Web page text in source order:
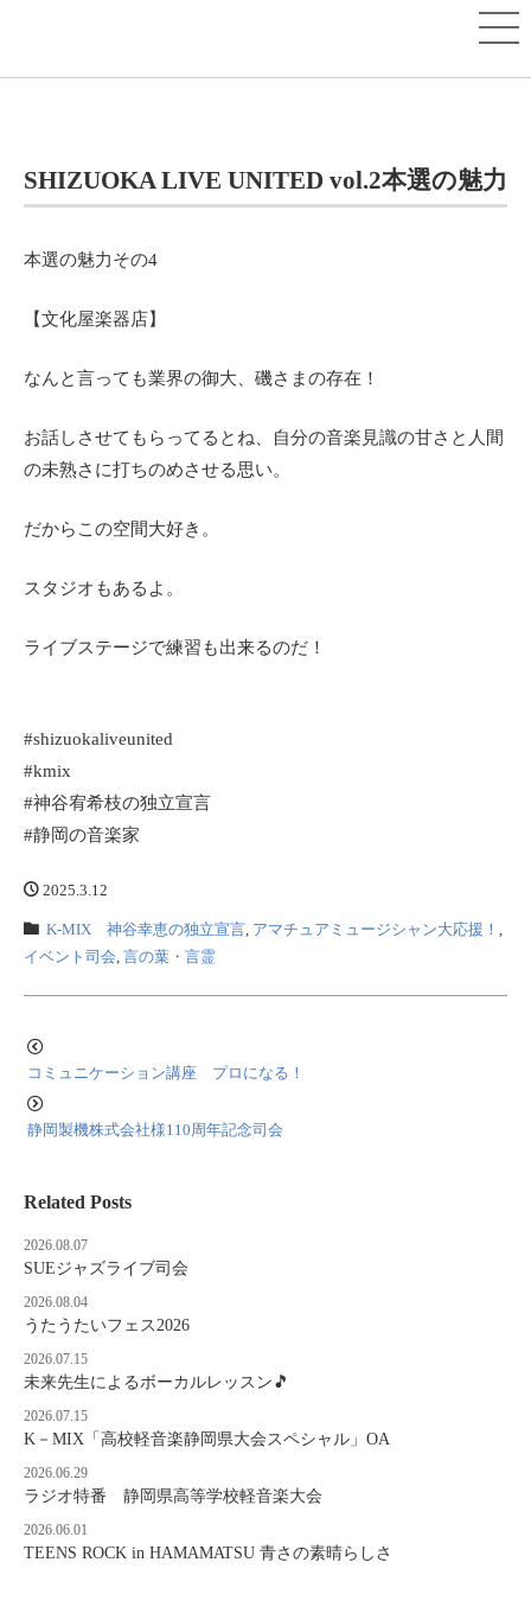
SHIZUOKA LIVE UNITED vol.2本選の魅力
本選の魅力その4
【文化屋楽器店】
なんと言っても業界の御大、磯さまの存在！
お話しさせてもらってるとね、自分の音楽見識の甘さと人間
の未熟さに打ちのめさせる思い。
だからこの空間大好き。
スタジオもあるよ。
ライブステージで練習も出来るのだ！
#shizuokaliveunited
#kmix
#神谷宥希枝の独立宣言
#静岡の音楽家
2025.3.12
K-MIX 神谷幸恵の独立宣言, アマチュアミュージシャン大応援！ ,
イベント司会, 言の葉・言霊
コミュニケーション講座 プロになる！
静岡製機株式会社様110周年記念司会
Related Posts
2026.08.07
SUEジャズライブ司会
2026.08.04
うたうたいフェス2026
2026.07.15
未来先生によるボーカルレッスン🎵
2026.07.15
K－MIX「高校軽音楽静岡県大会スペシャル」OA
2026.06.29
ラジオ特番 静岡県高等学校軽音楽大会
2026.06.01
TEENS ROCK in HAMAMATSU 青さの素晴らしさ